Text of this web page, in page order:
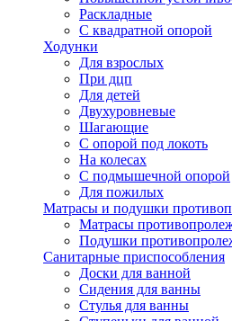
Раскладные
С квадратной опорой
Ходунки
Для взрослых
При дцп
Для детей
Двухуровневые
Шагающие
С опорой под локоть
На колесах
С подмышечной опорой
Для пожилых
Матрасы и подушки
Матрасы
Подушки
Санитарные приспособления
Доски для ванной
Сидения для ванны
Стулья для ванны